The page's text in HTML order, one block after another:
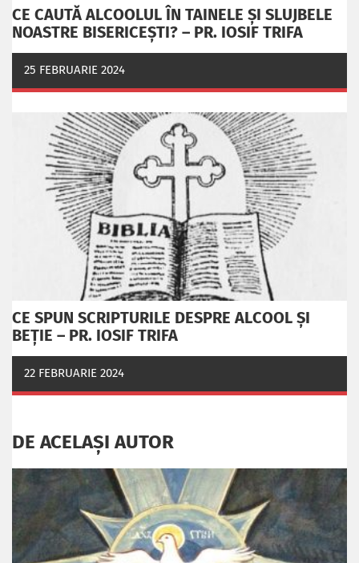
CE CAUTĂ ALCOOLUL ÎN TAINELE ŞI SLUJBELE
NOASTRE BISERICEŞTI? – PR. IOSIF TRIFA
25 FEBRUARIE 2024
CE SPUN SCRIPTURILE DESPRE ALCOOL ȘI
BEȚIE – PR. IOSIF TRIFA
22 FEBRUARIE 2024
DE ACELAȘI AUTOR